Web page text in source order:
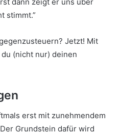
stimmt.”
Jetzt! Mit
(nicht nur) deinen
erst mit zunehmendem
Grundstein dafür wird